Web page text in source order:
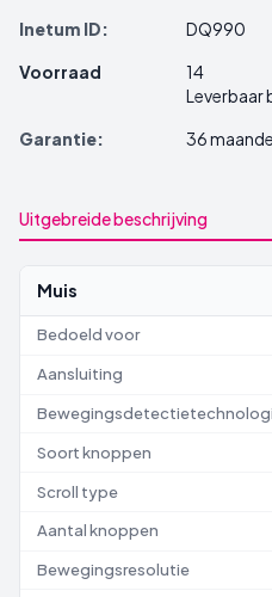
Inetum ID:
DQ990
Voorraad
14
Leverbaar
Garantie:
36
Uitgebreide beschrijving
Muis
Bedoeld voor
Aansluiting
Soort knoppen
Scroll type
Aantal knoppen
Bewegingsresolutie